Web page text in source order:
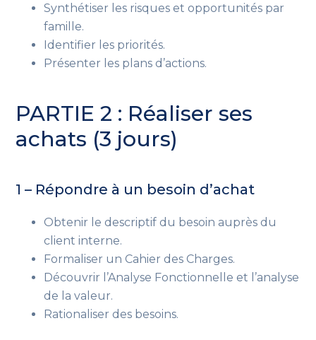
Synthétiser les risques et opportunités par
famille.
Identifier les priorités.
Présenter les plans d’actions.
PARTIE 2 : Réaliser ses
achats (3 jours)
1 – Répondre à un besoin d’achat
Obtenir le descriptif du besoin auprès du
client interne.
Formaliser un Cahier des Charges.
Découvrir l’Analyse Fonctionnelle et l’analyse
de la valeur.
Rationaliser des besoins.